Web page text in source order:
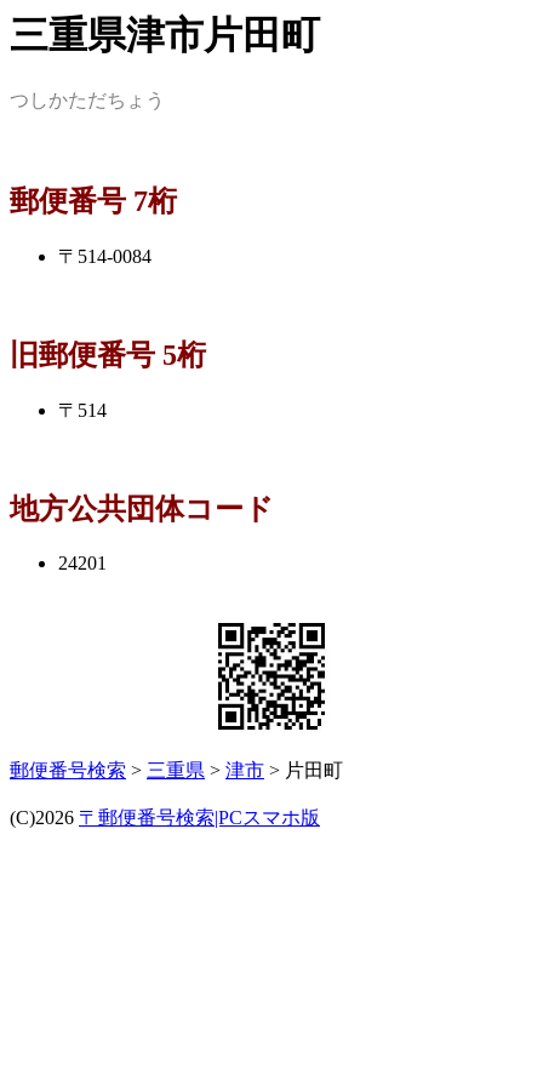
三重県津市片田町
つしかただちょう
郵便番号 7桁
〒514-0084
旧郵便番号 5桁
〒514
地方公共団体コード
24201
郵便番号検索 > 三重県 > 津市 > 片田町
(C)2026 〒郵便番号検索|PCスマホ版